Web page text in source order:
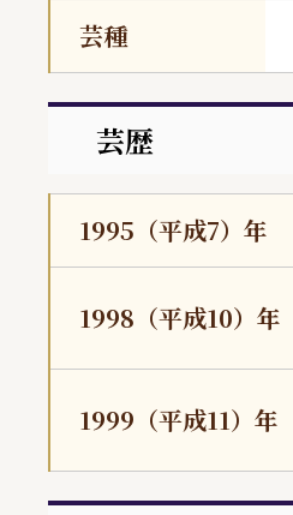
芸種
芸歴
1995（平成7）年
1998（平成10）年
1999（平成11）年